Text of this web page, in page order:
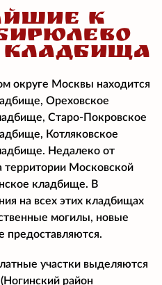
К
КЛАДБИЩА
округе Москвы находится
Ореховское
Старо-Покровское
Котляковское
Недалеко от
Московской
кладбище. В
на всех этих кладбищах
могилы, новые
предоставляются.
участки выделяются
район